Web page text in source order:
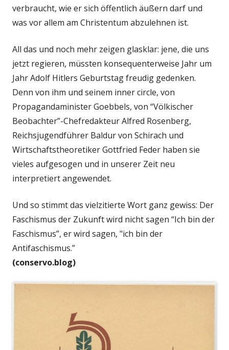
verbraucht, wie er sich öffentlich äußern darf und
was vor allem am Christentum abzulehnen ist.
All das und noch mehr zeigen glasklar: jene, die uns
jetzt regieren, müssten konsequenterweise Jahr um
Jahr Adolf Hitlers Geburtstag freudig gedenken.
Denn von ihm und seinem inner circle, von
Propagandaminister Goebbels, von “Völkischer
Beobachter”-Chefredakteur Alfred Rosenberg,
Reichsjugendführer Baldur von Schirach und
Wirtschaftstheoretiker Gottfried Feder haben sie
vieles aufgesogen und in unserer Zeit neu
interpretiert angewendet.
Und so stimmt das vielzitierte Wort ganz gewiss: Der
Faschismus der Zukunft wird nicht sagen “Ich bin der
Faschismus”, er wird sagen, "ich bin der
Antifaschismus.”
(conservo.blog)